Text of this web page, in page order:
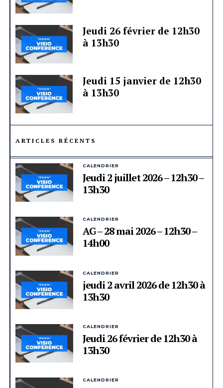
Jeudi 26 février de 12h30
à 13h30
Jeudi 15 janvier de 12h30
à 13h30
ARTICLES RÉCENTS
CALENDRIER
Jeudi 2 juillet 2026 – 12h30 –
13h30
CALENDRIER
AG – 28 mai 2026 – 12h30 –
14h00
CALENDRIER
jeudi 2 avril 2026 de 12h30 à
13h30
CALENDRIER
Jeudi 26 février de 12h30 à
13h30
CALENDRIER